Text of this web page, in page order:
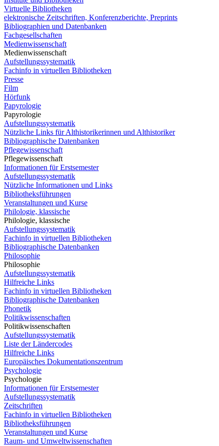
Virtuelle Bibliotheken
elektronische Zeitschriften, Konferenzberichte, Preprints
Bibliographien und Datenbanken
Fachgesellschaften
Medienwissenschaft
Medienwissenschaft
Aufstellungssystematik
Fachinfo in virtuellen Bibliotheken
Presse
Film
Hörfunk
Papyrologie
Papyrologie
Aufstellungssystematik
Nützliche Links für Althistorikerinnen und Althistoriker
Bibliographische Datenbanken
Pflegewissenschaft
Pflegewissenschaft
Informationen für Erstsemester
Aufstellungssystematik
Nützliche Informationen und Links
Bibliotheksführungen
Veranstaltungen und Kurse
Philologie, klassische
Philologie, klassische
Aufstellungssystematik
Fachinfo in virtuellen Bibliotheken
Bibliographische Datenbanken
Philosophie
Philosophie
Aufstellungssystematik
Hilfreiche Links
Fachinfo in virtuellen Bibliotheken
Bibliographische Datenbanken
Phonetik
Politikwissenschaften
Politikwissenschaften
Aufstellungssystematik
Liste der Ländercodes
Hilfreiche Links
Europäisches Dokumentationszentrum
Psychologie
Psychologie
Informationen für Erstsemester
Aufstellungssystematik
Zeitschriften
Fachinfo in virtuellen Bibliotheken
Bibliotheksführungen
Veranstaltungen und Kurse
Raum- und Umweltwissenschaften